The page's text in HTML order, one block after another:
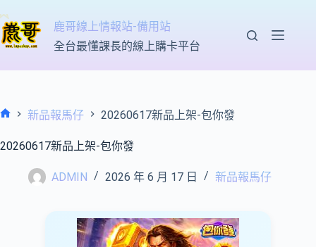
至
主
鹿哥線上情報站-備用站
全台最懂課長的線上購卡平台
頁
新品報馬仔 20260617新品上架-包你發
20260617新品上架-包你發
ADMIN 2026 年 6 月 17 日 新品報馬仔